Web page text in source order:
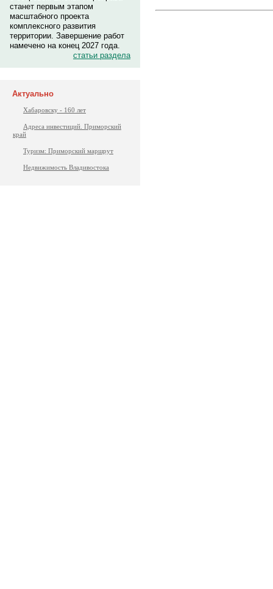
станет первым этапом
масштабного проекта
комплексного развития
территории. Завершение работ
намечено на конец 2027 года.
статьи раздела
Актуально
Хабаровску - 160 лет
Адреса инвестиций. Приморский
край
Туризм: Приморский маршрут
Недвижимость Владивостока